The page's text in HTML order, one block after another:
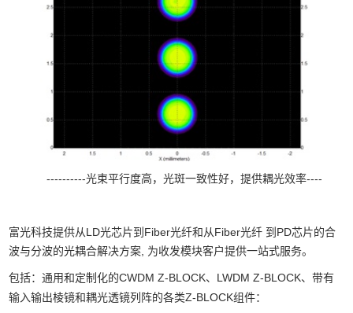
----------光束平行度高，光斑一致性好，提供耦光效率----
富光科技提供从LD光芯片到Fiber光纤和从Fiber光纤 到PD芯片的合
波与分波的光耦合解决方案, 为收发模块客户提供一站式服务。
包括：通用和定制化的CWDM Z-BLOCK、 LWDM Z-BLOCK、带有
输入输出棱镜和耦光透镜列阵的各类Z-BLOCK组件：